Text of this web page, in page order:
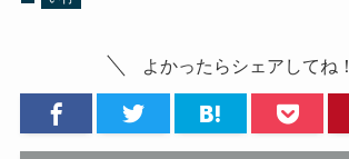
よかったらシェアしてね！